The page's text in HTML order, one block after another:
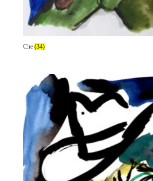
Che (34)